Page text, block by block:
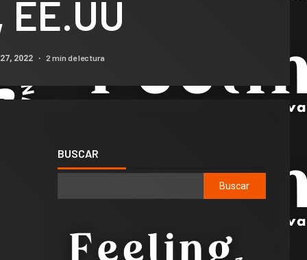
2022 2 min de lectura
BUSCAR
Buscar